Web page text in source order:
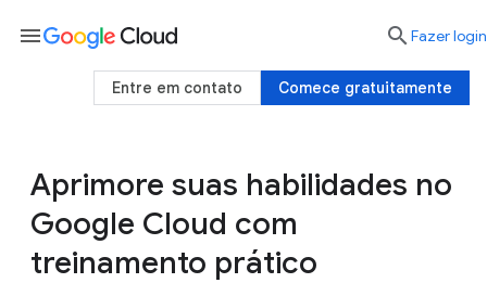
Aprimore suas habilidades no
Google Cloud com
treinamento prático
menu  Fazer login
Comece gratuitamente
Entre em contato